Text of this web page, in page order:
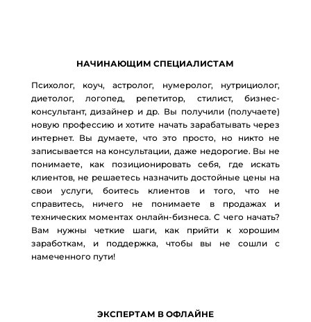
free chat rooms- ... [Trackback] [...] Information to that
Topic: eharitonova.ru/kak-novichku-zarabotat-100-000-
na-svoix-znaniyax/ [...]
Aviation Tire - ... [Trackback] [...] Find More
Information here to that Topic: eharitonova.ru/kak-
novichku-zarabotat-100-000-na-svoix-znaniyax/ [...]
กล้องประชุม- ... [Trackback] [...] Find More here on that
Topic: eharitonova.ru/kak-novichku-zarabotat-100-000-
na-svoix-znaniyax/ [...]
เช่าเครื่องปั่นไฟกระบี่
- ... [Trackback] [...] Find More on
that Topic: eharitonova.ru/kak-novichku-zarabotat-100-
000-na-svoix-znaniyax/ [...]
НАЧИНАЮЩИМ СПЕЦИАЛИСТАМ
Психолог, коуч, астролог, нумеролог, нутрициолог,
диетолог, логопед, репетитор, стилист, бизнес-
консультант, дизайнер и др. Вы получили (получаете)
новую профессию и хотите начать зарабатывать через
интернет. Вы думаете, что это просто, но никто не
записывается на консультации, даже недорогие. Вы не
понимаете, как позиционировать себя, где искать
клиентов, не решаетесь назначить достойные цены на
свои услуги, боитесь клиентов и того, что не
справитесь, ничего не понимаете в продажах и
технических моментах онлайн-бизнеса. С чего начать?
Вам нужны четкие шаги, как прийти к хорошим
заработкам, и поддержка, чтобы вы не сошли с
намеченного пути!
ЭКСПЕРТАМ В ОФЛАЙНЕ